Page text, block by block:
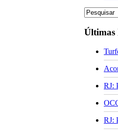
Últimas
RJ:
RJ: